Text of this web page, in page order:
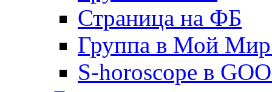
Страница на ФБ
Группа в Мой
S-horoscope в